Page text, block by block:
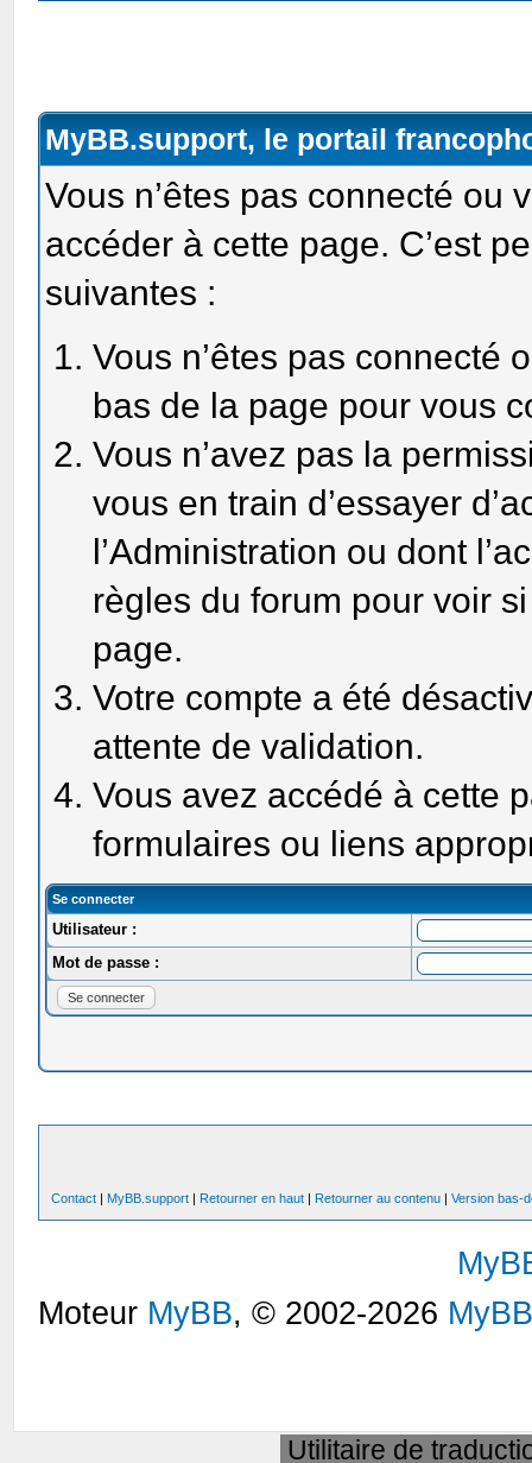
MyBB.support, le portail
Vous n’êtes pas connecté ou
accéder à cette page. C’est
suivantes :
Vous n’êtes pas connecté
bas de la page pour vous
Vous n’avez pas la
vous en train d’essayer
l’Administration ou dont
règles du forum pour voir
page.
Votre compte a été
attente de validation.
Vous avez accédé à cette
formulaires ou liens
Se connecter
Utilisateur :
Mot de passe :
Contact | MyBB.support | Retourner en haut | Retourner au contenu |Version bas-
Moteur MyBB, © 2002-2026
Utilitaire de